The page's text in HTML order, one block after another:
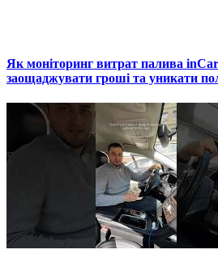
Як моніторинг витрат палива
заощаджувати гроші та уникати